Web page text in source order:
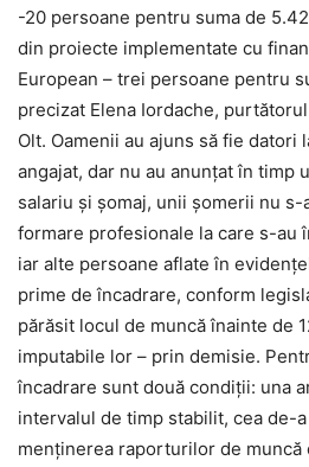
-20 persoane pentru suma de
din proiecte implementate cu
European – trei persoane pentru
precizat Elena Iordache,
Olt. Oamenii au ajuns să fie datori
angajat, dar nu au anunţat în timp
salariu şi şomaj, unii şomerii nu
formare profesionale la care s-au
iar alte persoane aflate în
prime de încadrare, conform
părăsit locul de muncă înainte de
imputabile lor – prin demisie.
încadrare sunt două condiţii: una
intervalul de timp stabilit, cea de-
menţinerea raporturilor de muncă